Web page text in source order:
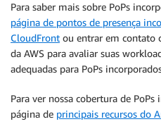
Para saber mais sobre PoPs
página de pontos de presença
CloudFront ou entrar em contato
da AWS para avaliar suas
adequadas para PoPs
Para ver nossa cobertura de PoPs
página de principais recursos do